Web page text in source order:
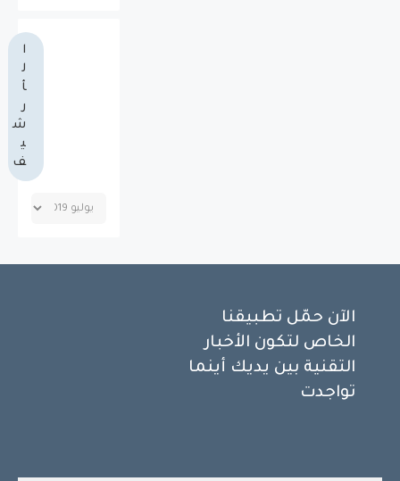
ا
ل
أ
ر
ش
ي
ف
الآن حمّل تطبيقنا
الخاص لتكون الأخبار
التقنية بين يديك أينما
تواجدت